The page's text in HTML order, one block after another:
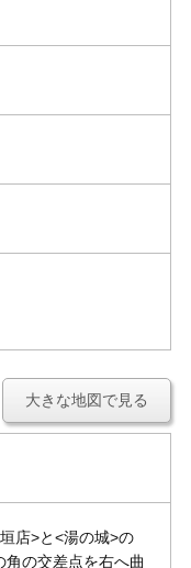
店>と<湯の城>の
の交差点を右へ曲
大きな地図で見る